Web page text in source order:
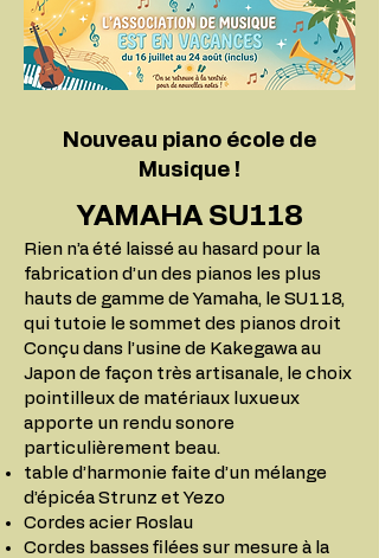
Nouveau piano école de
Musique !
YAMAHA SU118
Rien n’a été laissé au hasard pour la
fabrication d’un des pianos les plus
hauts de gamme de Yamaha, le SU118,
qui tutoie le sommet des pianos droit
Conçu dans l’usine de Kakegawa au
Japon de façon très artisanale, le choix
pointilleux de matériaux luxueux
apporte un rendu sonore
particulièrement beau.
table d’harmonie faite d’un mélange
d’épicéa Strunz et Yezo
Cordes acier Roslau
Cordes basses filées sur mesure à la